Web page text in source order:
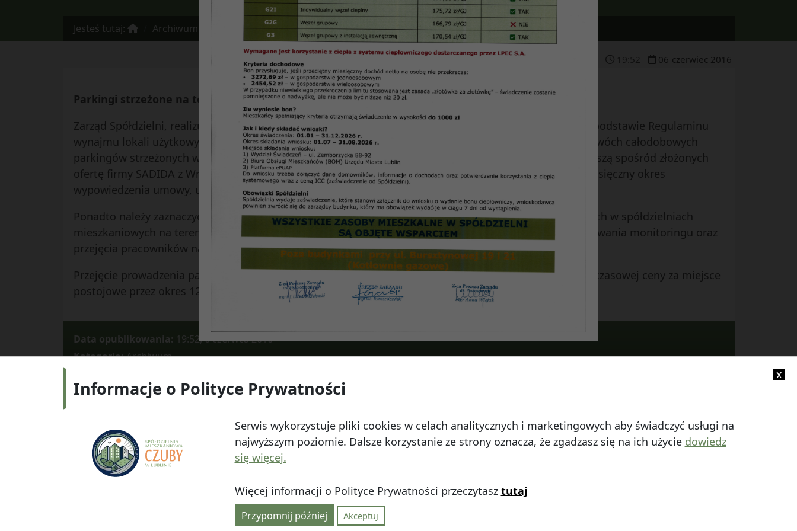
Jesteś tutaj: Archiwum INFORMATOR NR 46 (grudzień 2012 r.) Artykuł 4
19 52 06 czerwiec 2016
Parkingi strzeżone na terenie osiedla Skarpa
Zarząd Spółdzielni, realizując decyzję Rady Nadzorczej SM „Czuby” z dnia 18.09.2012 r., przeprowadził na podstawie Regulaminu
wynajmu lokali użytkowych oraz dzierżawy terenu obowiązującym w SM „Czuby” przetarg na dzierżawę dwóch całodobowych
parkingów strzeżonych w os. Skarpa, dotychczas prowadzonych przez SM Czuby. Wybrano najkorzystniejszą spośród złożonych
ofertę firmy SADIDA z Wrocławia. Oferent zaproponował najwyższą stawkę czynszu za dzierżawę, trzymiesięczny okres
wypowiedzenia umowy, utrzymanie przez 12 miesięcy dotychczasowej stawki za miejsce postojowe.
Ponadto należy zaznaczyć, że firma SADIDA posiada doświadczenie w prowadzeniu parkingów strzeżonych w spółdzielniach
mieszkaniowych na terenie całego kraju, zobowiązała się również do ubezpieczenia parkingów, zainstalowania monitoringu oraz
przejęcia pracowników na dotychczasowych warunkach obowiązujących w SM Czuby.
Przejęcie prowadzenia parkingów przez Firmę SADIDA nastąpi 01 stycznia 2013 r. z zachowaniem dotychczasowej ceny za miejsce
postojowe przez okres 12 miesięcy.
Data opublikowania: 19:52, 6 czerwca 2016
Kategorie:Archiwum
Spółdzielnia Mieszkaniowa "Czuby" w Lublinie|Polityka prywatności
x
Informacje o Polityce Prywatności
Serwis wykorzystuje pliki cookies w celach analitycznych i marketingowych aby świadczyć usługi na
najwyższym poziomie. Dalsze korzystanie ze strony oznacza, że zgadzasz się na ich użycie dowiedz
się więcej.
Więcej informacji o Polityce Prywatności przeczytasz tutaj
Przypomnij później Akceptuj